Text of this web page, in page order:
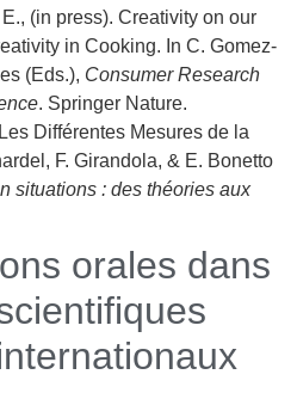
(in press). Creativity on our
in Cooking. In C. Gomez-
(Eds.), Consumer Research
. Springer Nature.
Différentes Mesures de la
F. Girandola, & E. Bonetto
situations : des théories aux
orales dans